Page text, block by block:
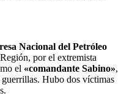
Nacional del Petróleo
por el extremista
el «comandante Sabino»,
guerrillas. Hubo dos víctimas